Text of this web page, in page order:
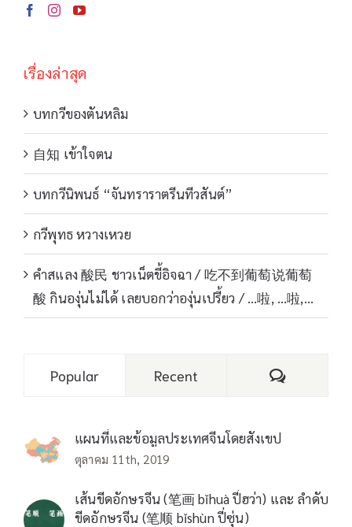
เรื่องล่าสุด
บทกวีของตันหลิม
自知 เข้าใจตน
บทกวีนิพนธ์ “จันทราราตรีนทีวสันต์”
กวีพุทธ หวางเหวย
คำสแลง 酸民 ชาวเน็ตขี้อิจฉา / 吃不到葡萄说葡萄
酸 กินองุ่นไม่ได้ เลยบอกว่าองุ่นเปรี้ยว / …啦, …啦,…
Popular Recent Comments
แผนที่และข้อมูลประเทศจีนโดยสังเขป
ตุลาคม 11th, 2019
เส้นขีดอักษรจีน (笔画 bǐhuà ปี่ฮว่า) และ ลำดับ
ขีดอักษรจีน (笔顺 bǐshùn ปี่ซุ่น)